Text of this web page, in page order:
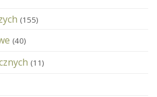
(155)
(40)
(11)